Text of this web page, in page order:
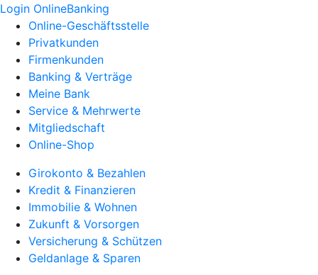
Login OnlineBanking
Online-Geschäftsstelle
Privatkunden
Firmenkunden
Banking & Verträge
Meine Bank
Service & Mehrwerte
Mitgliedschaft
Online-Shop
Girokonto & Bezahlen
Kredit & Finanzieren
Immobilie & Wohnen
Zukunft & Vorsorgen
Versicherung & Schützen
Geldanlage & Sparen